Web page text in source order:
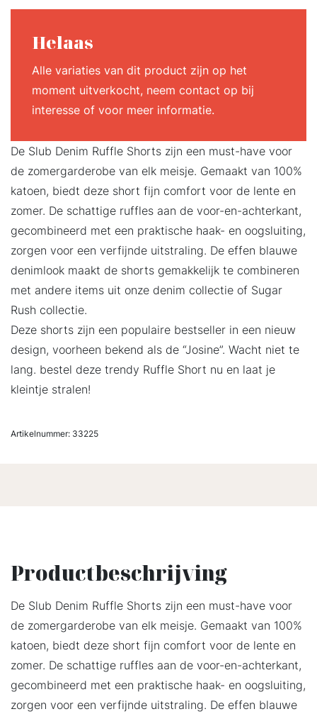
Helaas
Alle variaties van dit product zijn op het
moment uitverkocht, neem contact op bij
interesse of voor meer informatie.
De Slub Denim Ruffle Shorts zijn een must-have voor
de zomergarderobe van elk meisje. Gemaakt van 100%
katoen, biedt deze short fijn comfort voor de lente en
zomer. De schattige ruffles aan de voor-en-achterkant,
gecombineerd met een praktische haak- en oogsluiting,
zorgen voor een verfijnde uitstraling. De effen blauwe
denimlook maakt de shorts gemakkelijk te combineren
met andere items uit onze denim collectie of Sugar
Rush collectie.
Deze shorts zijn een populaire bestseller in een nieuw
design, voorheen bekend als de “Josine”. Wacht niet te
lang. bestel deze trendy Ruffle Short nu en laat je
kleintje stralen!
Artikelnummer: 33225
Productbeschrijving
De Slub Denim Ruffle Shorts zijn een must-have voor
de zomergarderobe van elk meisje. Gemaakt van 100%
katoen, biedt deze short fijn comfort voor de lente en
zomer. De schattige ruffles aan de voor-en-achterkant,
gecombineerd met een praktische haak- en oogsluiting,
zorgen voor een verfijnde uitstraling. De effen blauwe